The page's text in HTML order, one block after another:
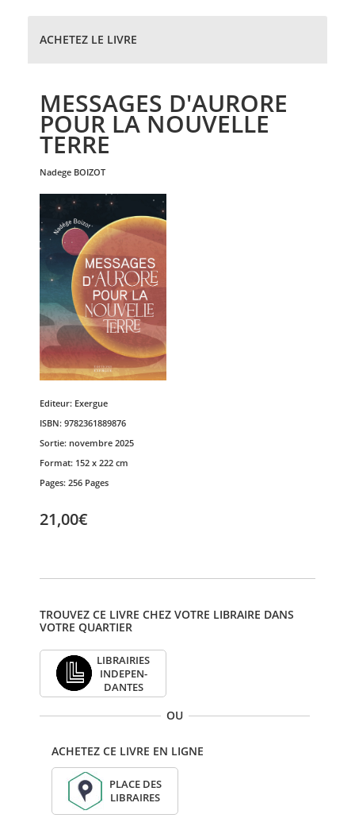
ACHETEZ LE LIVRE
MESSAGES D'AURORE
POUR LA NOUVELLE
TERRE
nadege BOIZOT
Editeur: Exergue
ISBN: 9782361889876
Sortie: novembre 2025
Format: 152 x 222 cm
Pages: 256 Pages
21,00€
TROUVEZ CE LIVRE CHEZ VOTRE LIBRAIRE DANS
VOTRE QUARTIER
LIBRAI­RIES
INDE­PEN­
DANTES
OU
ACHETEZ CE LIVRE EN LIGNE
PLACE DES
LIBRAIRES